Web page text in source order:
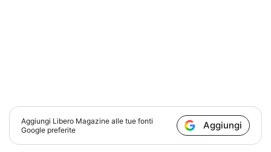
Aggiungi Libero Magazine alle tue fonti
Google preferite
Aggiungi